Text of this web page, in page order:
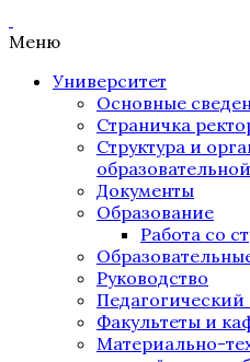
Меню
Университет
Основные
Страничка
Структура и
Документы
Образование
Работа со
Руководство
Педагогический
Факультеты и
Материально-